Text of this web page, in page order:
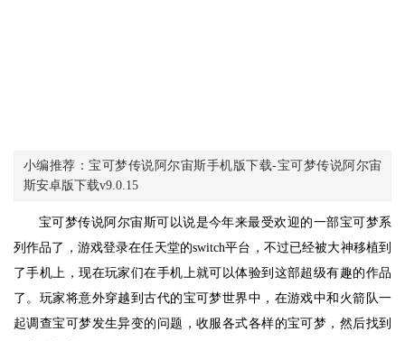
小编推荐：宝可梦传说阿尔宙斯手机版下载-宝可梦传说阿尔宙
斯安卓版下载v9.0.15
宝可梦传说阿尔宙斯可以说是今年来最受欢迎的一部宝可梦系
列作品了，游戏登录在任天堂的switch平台，不过已经被大神移植到
了手机上，现在玩家们在手机上就可以体验到这部超级有趣的作品
了。玩家将意外穿越到古代的宝可梦世界中，在游戏中和火箭队一
起调查宝可梦发生异变的问题，收服各式各样的宝可梦，然后找到